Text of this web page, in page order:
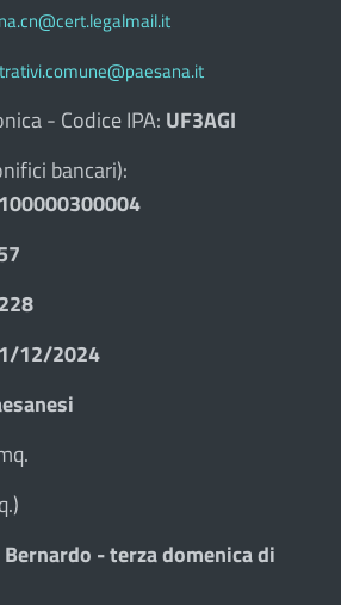
- Codice IPA: UF3AGI
bancari):
12/2024
Bernardo - terza domenica di